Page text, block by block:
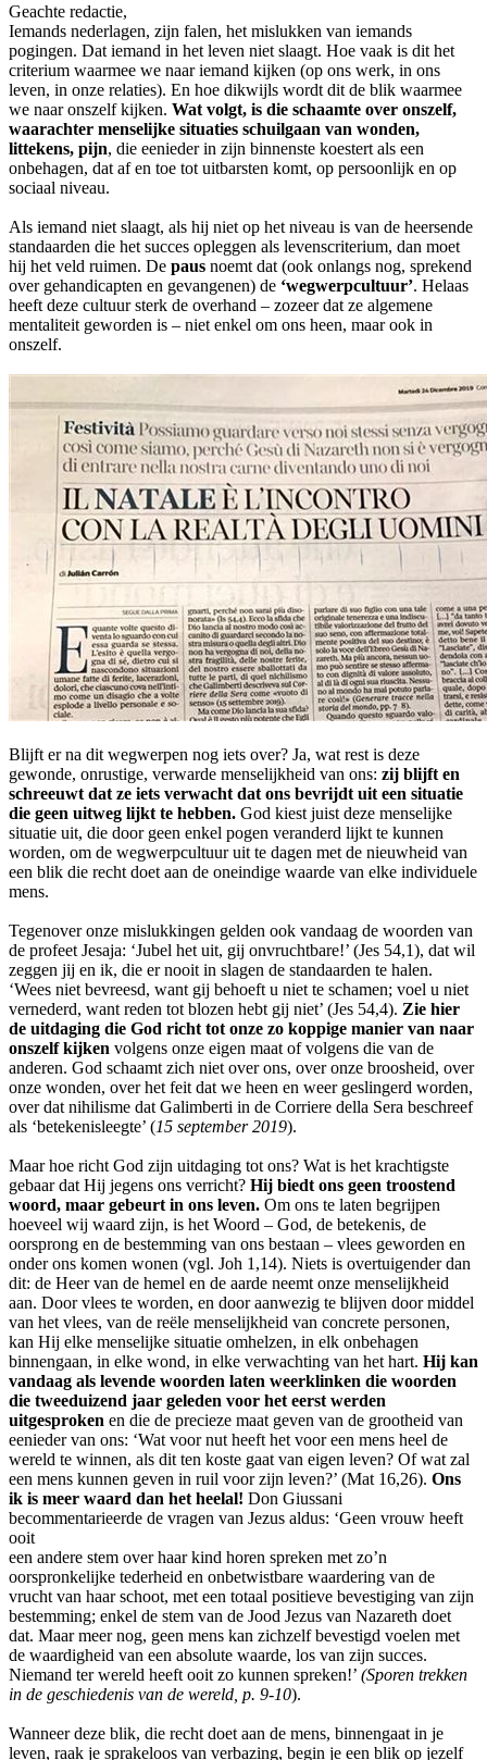
Geachte redactie,
Iemands nederlagen, zijn falen, het mislukken van iemands
pogingen. Dat iemand in het leven niet slaagt. Hoe vaak is dit het
criterium waarmee we naar iemand kijken (op ons werk, in ons
leven, in onze relaties). En hoe dikwijls wordt dit de blik waarmee
we naar onszelf kijken. Wat volgt, is die schaamte over onszelf,
waarachter menselijke situaties schuilgaan van wonden,
littekens, pijn, die eenieder in zijn binnenste koestert als een
onbehagen, dat af en toe tot uitbarsten komt, op persoonlijk en op
sociaal niveau.
Als iemand niet slaagt, als hij niet op het niveau is van de heersende
standaarden die het succes opleggen als levenscriterium, dan moet
hij het veld ruimen. De paus noemt dat (ook onlangs nog, sprekend
over gehandicapten en gevangenen) de ‘wegwerpcultuur’. Helaas
heeft deze cultuur sterk de overhand – zozeer dat ze algemene
mentaliteit geworden is – niet enkel om ons heen, maar ook in
onszelf.
Blijft er na dit wegwerpen nog iets over? Ja, wat rest is deze
gewonde, onrustige, verwarde menselijkheid van ons: zij blijft en
schreeuwt dat ze iets verwacht dat ons bevrijdt uit een situatie
die geen uitweg lijkt te hebben. God kiest juist deze menselijke
situatie uit, die door geen enkel pogen veranderd lijkt te kunnen
worden, om de wegwerpcultuur uit te dagen met de nieuwheid van
een blik die recht doet aan de oneindige waarde van elke individuele
mens.
Tegenover onze mislukkingen gelden ook vandaag de woorden van
de profeet Jesaja: ‘Jubel het uit, gij onvruchtbare!’ (Jes 54,1), dat wil
zeggen jij en ik, die er nooit in slagen de standaarden te halen.
‘Wees niet bevreesd, want gij behoeft u niet te schamen; voel u niet
vernederd, want reden tot blozen hebt gij niet’ (Jes 54,4). Zie hier
de uitdaging die God richt tot onze zo koppige manier van naar
onszelf kijken volgens onze eigen maat of volgens die van de
anderen. God schaamt zich niet over ons, over onze broosheid, over
onze wonden, over het feit dat we heen en weer geslingerd worden,
over dat nihilisme dat Galimberti in de Corriere della Sera beschreef
als ‘betekenisleegte’ (15 september 2019).
Maar hoe richt God zijn uitdaging tot ons? Wat is het krachtigste
gebaar dat Hij jegens ons verricht? Hij biedt ons geen troostend
woord, maar gebeurt in ons leven. Om ons te laten begrijpen
hoeveel wij waard zijn, is het Woord – God, de betekenis, de
oorsprong en de bestemming van ons bestaan – vlees geworden en
onder ons komen wonen (vgl. Joh 1,14). Niets is overtuigender dan
dit: de Heer van de hemel en de aarde neemt onze menselijkheid
aan. Door vlees te worden, en door aanwezig te blijven door middel
van het vlees, van de reële menselijkheid van concrete personen,
kan Hij elke menselijke situatie omhelzen, in elk onbehagen
binnengaan, in elke wond, in elke verwachting van het hart. Hij kan
vandaag als levende woorden laten weerklinken die woorden
die tweeduizend jaar geleden voor het eerst werden
uitgesproken en die de precieze maat geven van de grootheid van
eenieder van ons: ‘Wat voor nut heeft het voor een mens heel de
wereld te winnen, als dit ten koste gaat van eigen leven? Of wat zal
een mens kunnen geven in ruil voor zijn leven?’ (Mat 16,26). Ons
ik is meer waard dan het heelal! Don Giussani
becommentarieerde de vragen van Jezus aldus: ‘Geen vrouw heeft
ooit
een andere stem over haar kind horen spreken met zo’n
oorspronkelijke tederheid en onbetwistbare waardering van de
vrucht van haar schoot, met een totaal positieve bevestiging van zijn
bestemming; enkel de stem van de Jood Jezus van Nazareth doet
dat. Maar meer nog, geen mens kan zichzelf bevestigd voelen met
de waardigheid van een absolute waarde, los van zijn succes.
Niemand ter wereld heeft ooit zo kunnen spreken!’ (Sporen trekken
in de geschiedenis van de wereld, p. 9-10).
Wanneer deze blik, die recht doet aan de mens, binnengaat in je
leven, raak je sprakeloos van verbazing, begin je een blik op jezelf